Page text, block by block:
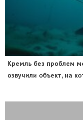
​Кремль без проблем
озвучили объект, на